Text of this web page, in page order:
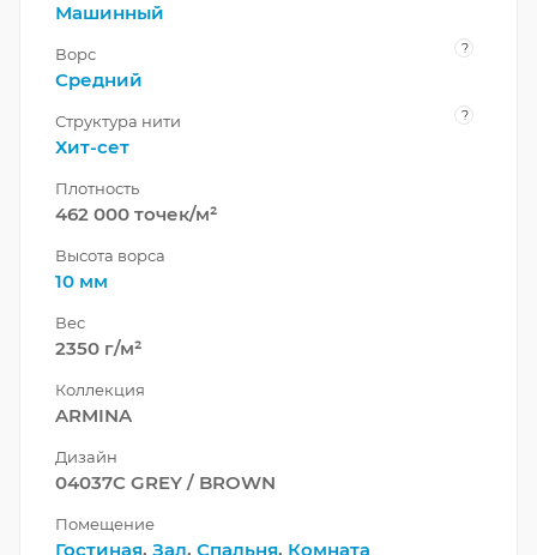
Машинный
Ворс ?
Средний
Структура нити ?
Хит-сет
Плотность
462 000 точек/м²
Высота ворса
10 мм
Вес
2350 г/м²
Коллекция
ARMINA
Дизайн
04037C GREY / BROWN
Помещение
Гостиная, Зал, Спальня, Комната